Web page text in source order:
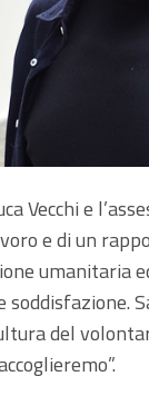
Vecchi e
e di un
umanitaria
del